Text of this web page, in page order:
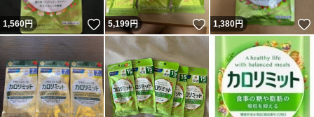
1,560円 いいね！
5,199円 いいね！
1,380円